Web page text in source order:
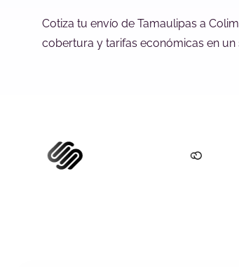
Cotiza tu envío de Tamaulipas a
cobertura y tarifas económicas en un